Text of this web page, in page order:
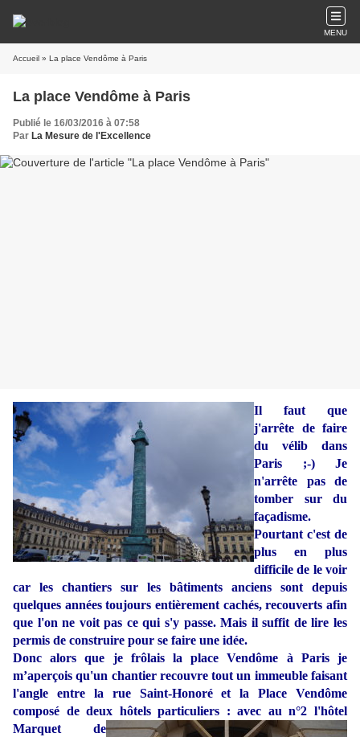
MENU
Accueil » La place Vendôme à Paris
La place Vendôme à Paris
Publié le 16/03/2016 à 07:58
Par La Mesure de l'Excellence
Il faut que
j'arrête de faire
du vélib dans
Paris ;-) Je
n'arrête pas de
tomber sur du
façadisme.
Pourtant c'est de
plus en plus
difficile de le voir
car les chantiers sur les bâtiments anciens sont depuis
quelques années toujours entièrement cachés, recouverts afin
que l'on ne voit pas ce qui s'y passe. Mais il suffit de lire les
permis de construire pour se faire une idée.
Donc alors que je frôlais la place Vendôme à Paris je
m’aperçois qu'un chantier recouvre tout un immeuble faisant
l'angle entre la rue Saint-Honoré et la Place Vendôme
composé de deux hôtels particuliers : avec au n°2 l'hôtel
Marquet de